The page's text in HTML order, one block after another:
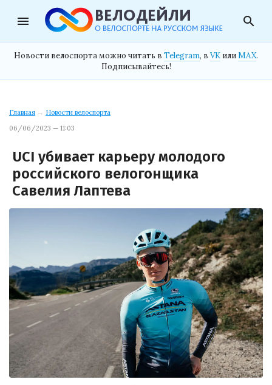
menu search
Новости велоспорта можно читать в Telegram, в VK илиMAX.
Подписывайтесь!
Главная → Новости велоспорта
06/06/2023 — 11:03
UCI убивает карьеру молодого
российского велогонщика
Савелия Лаптева